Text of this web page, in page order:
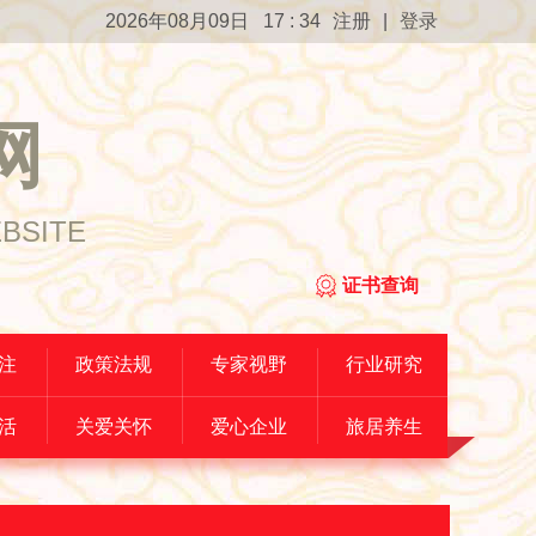
2026年08月09日 17 : 34 注册 登录
证书查询
政策法规 专家视野 行业研究
关爱关怀 爱心企业 旅居养生